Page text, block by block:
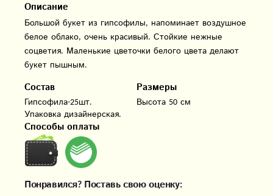
Описание
Большой букет из гипсофилы, напоминает воздушное
белое облако, очень красивый. Стойкие нежные
соцветия. Маленькие цветочки белого цвета делают
букет пышным.
Состав
Гипсофила-25шт.
Упаковка дизайнерская.
Размеры
Высота 50 см
Способы оплаты
Понравился? Поставь свою оценку: